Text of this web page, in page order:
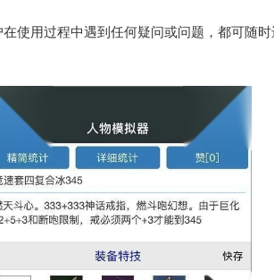
使用过程中遇到任何疑问或问题，都可随